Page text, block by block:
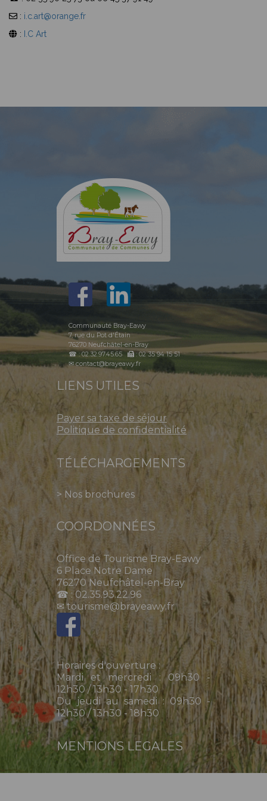
: i.c.art@orange.fr
: I.C Art
Communauté Bray-Eawy
7, rue du Pot d'Étain
76270 Neufchâtel-en-Bray
☎ : 02.32.97.45.65
: 02 35 94 15 51
✉ contact@brayeawy.fr
LIENS UTILES
Payer sa taxe de séjour
Politique de confidentialité
TÉLÉCHARGEMENTS
> Nos brochures
COORDONNÉES
Office de Tourisme Bray-Eawy
6 Place Notre Dame
76270 Neufchâtel-en-Bray
☎ : 02.35.93.22.96
✉ tourisme@brayeawy.fr
Horaires d'ouverture :
Mardi et mercredi : 09h30 -
12h30 / 13h30 - 17h30
Du jeudi au samedi : 09h30 -
12h30 / 13h30 - 18h30
MENTIONS LEGALES